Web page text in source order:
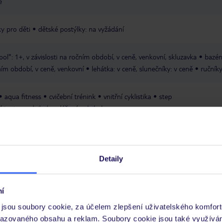
Detaily
soubory cookie, za účelem zlepšení uživatelského
obsahu a reklam. Soubory cookie jsou také
pro děti dětské postýlky: na vyžádání
1+, v závislosti na ročním období, v ceně, venkovní, skluzavka
období, v ceně, venkovní
lehátka: v ceně, slunečníky: v ceně
aqua fitness cvičební trénink vnitřní cyklistika
step
tenis volejbal plážový volejbal
v nabídce externích společností
potápění: v nabídce externích
PADI: v nabídce externích společností
v nabídce externích společností
denně mezinárodní animační program pro dospělé denně